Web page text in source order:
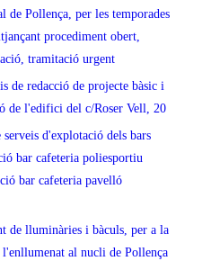
Pollença, per les temporades
procediment obert,
tramitació urgent
de redacció de projecte bàsic i
de l'edifici del c/Roser Vell, 20
serveis d'explotació dels bars
bar cafeteria poliesportiu
bar cafeteria pavelló
de lluminàries i bàculs, per a la
al nucli de Pollença